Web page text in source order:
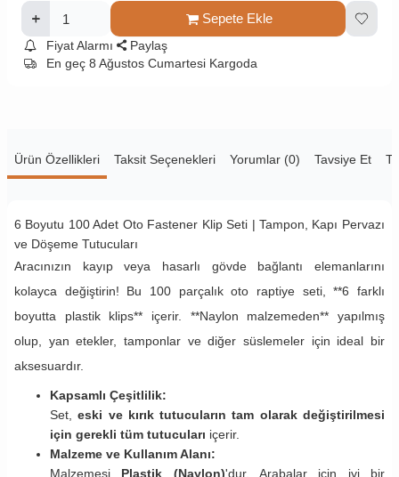
Sepete Ekle
Fiyat Alarmı
Paylaş
En geç 8 Ağustos Cumartesi Kargoda
Ürün Özellikleri Taksit Seçenekleri Yorumlar (0) Tavsiye Et
6 Boyutu 100 Adet Oto Fastener Klip Seti | Tampon, Kapı Pervazı
ve Döşeme Tutucuları
Aracınızın kayıp veya hasarlı gövde bağlantı elemanlarını
kolayca değiştirin! Bu 100 parçalık oto raptiye seti, **6 farklı
boyutta plastik klips** içerir. **Naylon malzemeden** yapılmış
olup, yan etekler, tamponlar ve diğer süslemeler için ideal bir
aksesuardır.
Kapsamlı Çeşitlilik:
Set,eski ve kırık tutucuların tam olarak değiştirilmesi
için gerekli tüm tutucuları içerir.
Malzeme ve Kullanım Alanı:
Malzemesi Plastik (Naylon)'dur. Arabalar için iyi bir